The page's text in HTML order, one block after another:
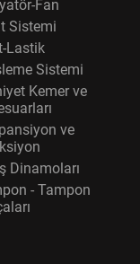
Fan
Sistemi
Lastik
Sistemi
Kemer ve
ve
Dinamoları
- Tampon